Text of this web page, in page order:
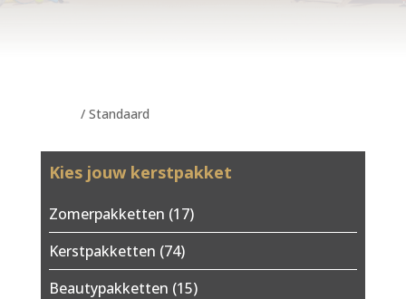
/ Standaard
Kies jouw kerstpakket
Zomerpakketten (17)
Kerstpakketten (74)
Beautypakketten (15)